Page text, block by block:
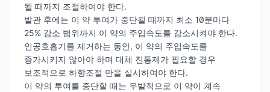
될 때까지 조절하여야 한다.
발관 후에는 이 약 투여가 중단될 때까지 최소 10분마다
25% 감소 범위까지 이 약의 주입속도를 감소시켜야 한다.
인공호흡기를 제거하는 동안, 이 약의 주입속도를
증가시키지 않아야 하며 대체 진통제가 필요할 경우
보조적으로 하향조절 만을 실시하여야 한다.
이 약의 투여를 중단할 때는 우발적으로 이 약이 계속